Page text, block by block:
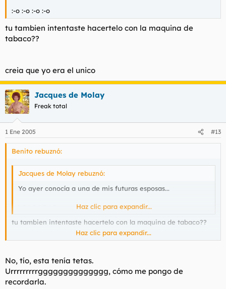
:-o :-o :-o :-o
tu tambien intentaste hacertelo con la maquina de
tabaco??
creia que yo era el unico
Jacques de Molay
Freak total
1 Ene 2005 #13
Benito rebuznó:
Jacques de Molay rebuznó:
Yo ayer conocía a una de mis futuras esposas...
Haz clic para expandir...
tu tambien intentaste hacertelo con la maquina de tabaco??
Haz clic para expandir...
No, tío, esta tenía tetas.
Urrrrrrrrrgggggggggggggg, cómo me pongo de
recordarla.